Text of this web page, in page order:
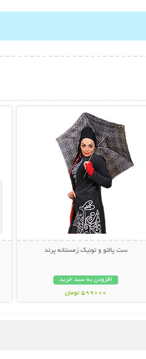
ست پالتو و تونیک زمستانه پرند
افزودن به سبد خرید
599000 تومان